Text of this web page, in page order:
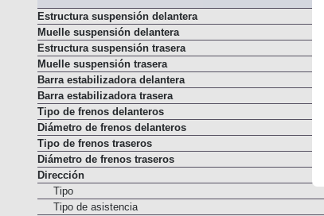
Estructura suspensión delantera
Muelle suspensión delantera
Estructura suspensión trasera
Muelle suspensión trasera
Barra estabilizadora delantera
Barra estabilizadora trasera
Tipo de frenos delanteros
Diámetro de frenos delanteros
Tipo de frenos traseros
Diámetro de frenos traseros
Dirección
Tipo
Tipo de asistencia